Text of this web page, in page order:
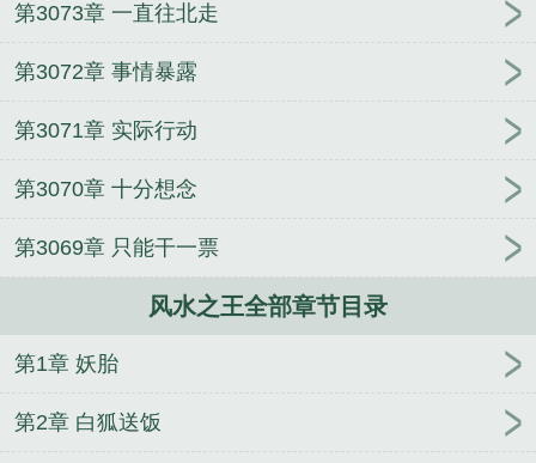
水之王免费阅读 风水之王TXT免费
风水之王吴九
阴
风水之王张爷爷是谁
风
水之王八尾狐什么时候恢复
风水
之王上一部叫什么
风水之王
谁
风水之王境界修为
风水之
王李玄通免费听书 风水之王战力排行
风水之王境界
水之王八哥鸟是谁的神魂
风水之王李玄通修为
之王邋遢道士最后结局怎么样
风水之王里面的八爷
谁附身的
七零：我以前世的小说逆袭炮灰路
兰月魏
清尘结局最后在一起了吗
丽江，我无法释怀的温柔
诸天分身：我开启了灵气
第3073章 一直往北走
第3072章 事情暴露
第3071章 实际行动
第3070章 十分想念
第3069章 只能干一票
风水之王全部章节目录
第1章 妖胎
第2章 白狐送饭